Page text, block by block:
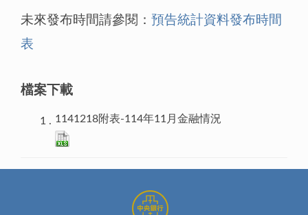
未來發布時間請參閱： 預告統計資料發布時間
表
檔案下載
1141218附表-114年11月金融情況